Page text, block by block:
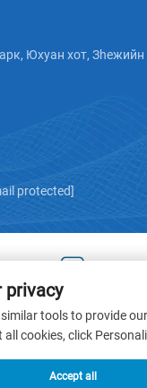
Юхуан хот, Зheжийн
protected]
эрх © 2025 Зэцзин
компани -
privacy
tools to provide
cookies, click
Accept all